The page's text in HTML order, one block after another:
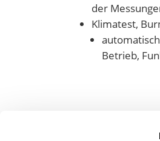
der
Klimatest,
Betrieb,